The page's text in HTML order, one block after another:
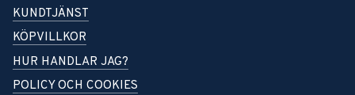
KUNDTJÄNST
KÖPVILLKOR
HUR HANDLAR JAG?
POLICY OCH COOKIES